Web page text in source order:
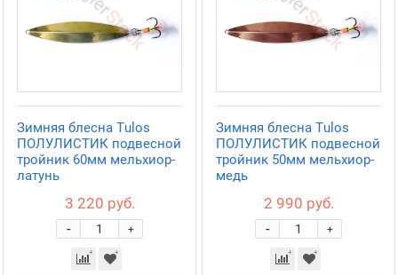
Зимняя блесна Tulos
ПОЛУЛИСТИК подвесной
тройник 60мм мельхиор-
латунь
3 220 руб.
+
-
Зимняя блесна Tulos
ПОЛУЛИСТИК подвесной
тройник 50мм мельхиор-
медь
2 990 руб.
+
-